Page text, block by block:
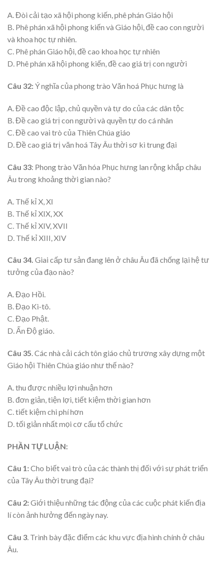
A. Đòi cải tạo xã hội phong kiến, phê phán Giáo hội
B. Phê phán xã hội phong kiến và Giáo hội, đề cao con người
và khoa học tự nhiên.
C. Phê phán Giáo hội, đề cao khoa học tự nhiên
D. Phê phán xã hội phong kiến, đề cao giá trị con người
Câu 32:Ý nghĩa của phong trào Văn hoá Phục hưng là
A. Đề cao độc lập, chủ quyền và tự do của các dân tộc
B. Đề cao giá trị con người và quyền tự do cá nhân
C. Đề cao vai trò của Thiên Chúa giáo
D. Đề cao giá trị văn hoá Tây Âu thời sơ kì trung đại
Câu 33: Phong trào Văn hóa Phục hưng lan rộng khắp châu
Âu trong khoảng thời gian nào?
A. Thế kỉ X, XI
B. Thế kỉ XIX, XX
C. Thế kỉ XIV, XVII
D. Thế kỉ XIII, XIV
Câu 34. Giai cấp tư sản đang lên ở châu Âu đã chống lại hệ tư
tưởng của đạo nào?
A. Đạo Hồi.
B. Đạo Ki-tô.
C. Đạo Phật.
D. Ấn Độ giáo.
Câu 35. Các nhà cải cách tôn giáo chủ trương xây dựng một
Giáo hội Thiên Chúa giáo như thế nào?
A. thu được nhiều lợi nhuận hơn
B. đơn giản, tiện lợi, tiết kiệm thời gian hơn
C. tiết kiệm chi phí hơn
D. tối giản nhất mọi cơ cấu tổ chức
PHẦN TỰ LUẬN:
Câu 1:Cho biết vai trò của các thành thị đối với sự phát triển
của Tây Âu thời trung đại?
Câu 2:Giới thiệu những tác động của các cuộc phát kiến địa
lí còn ảnh hưởng đến ngày nay.
Câu 3. Trình bày đặc điểm các khu vực địa hình chính ở châu
Âu.